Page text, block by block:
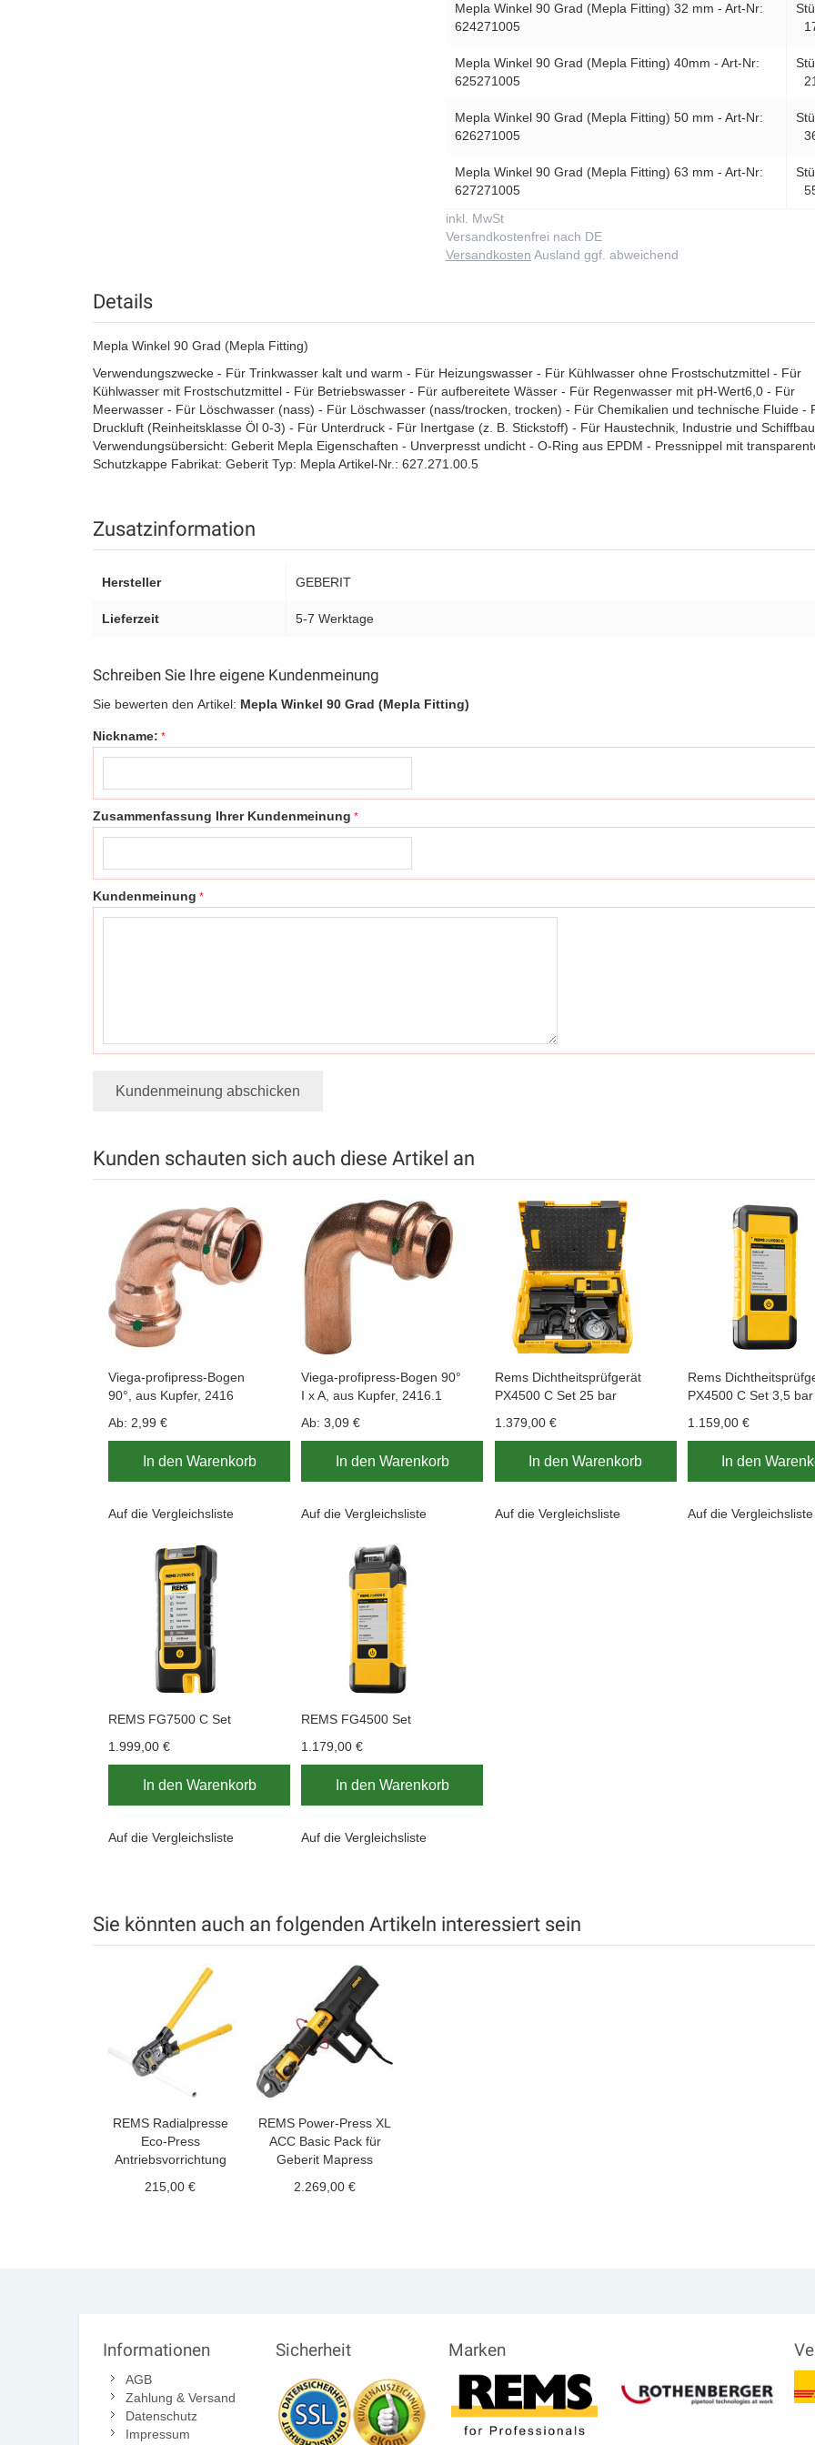
Mepla Winkel 90 Grad (Mepla Fitting) 32 mm - Art-Nr:
624271005
Mepla Winkel 90 Grad (Mepla Fitting) 40mm - Art-Nr:
625271005
Mepla Winkel 90 Grad (Mepla Fitting) 50 mm - Art-Nr:
626271005
Mepla Winkel 90 Grad (Mepla Fitting) 63 mm - Art-Nr:
627271005
inkl. MwSt
Versandkostenfrei nach DE
Versandkosten Ausland ggf. abweichend
Details
Mepla Winkel 90 Grad (Mepla Fitting)
Verwendungszwecke - Für Trinkwasser kalt und warm - Für Heizungswasser - Für Kühlwasser ohne Frostschutzmittel - Für
Kühlwasser mit Frostschutzmittel - Für Betriebswasser - Für aufbereitete Wässer - Für Regenwasser mit pH-Wert6,0 - Für
Meerwasser - Für Löschwasser (nass) - Für Löschwasser (nass/trocken, trocken) - Für Chemikalien und technische Fluide -
Druckluft (Reinheitsklasse Öl 0-3) - Für Unterdruck - Für Inertgase (z. B. Stickstoff) - Für Haustechnik, Industrie und
Verwendungsübersicht: Geberit Mepla Eigenschaften - Unverpresst undicht - O-Ring aus EPDM - Pressnippel mit
Schutzkappe Fabrikat: Geberit Typ: Mepla Artikel-Nr.: 627.271.00.5
Zusatzinformation
Hersteller GEBERIT
Lieferzeit 5-7 Werktage
Schreiben Sie Ihre eigene Kundenmeinung
Sie bewerten den Artikel: Mepla Winkel 90 Grad (Mepla Fitting)
Nickname:
Zusammenfassung Ihrer Kundenmeinung
Kundenmeinung
Kundenmeinung abschicken
Kunden schauten sich auch diese Artikel an
Viega-profipress-Bogen
90°, aus Kupfer, 2416
Ab: 2,99 €
In den Warenkorb
Auf die Vergleichsliste
Viega-profipress-Bogen 90°
I x A, aus Kupfer, 2416.1
Ab: 3,09 €
In den Warenkorb
Auf die Vergleichsliste
Rems Dichtheitsprüfgerät
PX4500 C Set 25 bar
1.379,00 €
In den Warenkorb
Auf die Vergleichsliste
Rems
PX4500 C Set 3,5 bar
1.159,00 €
In den
Auf die Vergleichsliste
REMS FG7500 C Set
1.999,00 €
In den Warenkorb
Auf die Vergleichsliste
REMS FG4500 Set
1.179,00 €
In den Warenkorb
Auf die Vergleichsliste
Sie könnten auch an folgenden Artikeln interessiert sein
REMS Radialpresse
Eco-Press
Antriebsvorrichtung
215,00 €
REMS Power-Press XL
ACC Basic Pack für
Geberit Mapress
2.269,00 €
Informationen
AGB
Zahlung & Versand
Datenschutz
Impressum
Sicherheit Marken